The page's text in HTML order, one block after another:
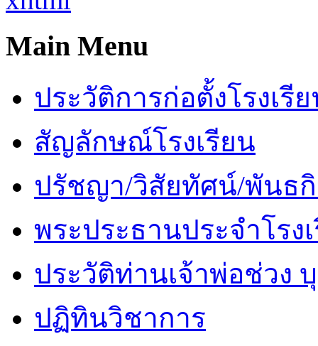
Main Menu
ประวัติการก่อตั้งโรงเรี
สัญลักษณ์โรงเรียน
ปรัชญา/วิสัยทัศน์/พันธ
พระประธานประจำโรง
ประวัติท่านเจ้าพ่อช่วง
ปฏิทินวิชาการ